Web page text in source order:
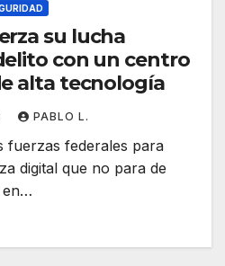
su lucha
con un centro
alta tecnología
PABLO L.
fuerzas federales para
digital que no para de
en…